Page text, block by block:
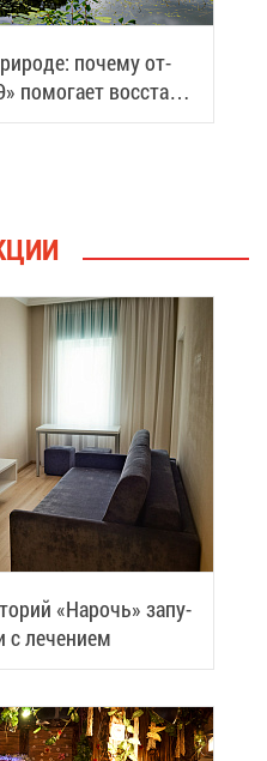
по­че­му от­
по­мо­га­ет вос­ста­но­
«На­рочь» за­пу­
с ле­че­ни­ем